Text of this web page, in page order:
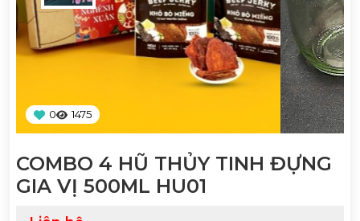
0 1475
COMBO 4 HŨ THỦY TINH ĐỰNG
GIA VỊ 500ML HU01